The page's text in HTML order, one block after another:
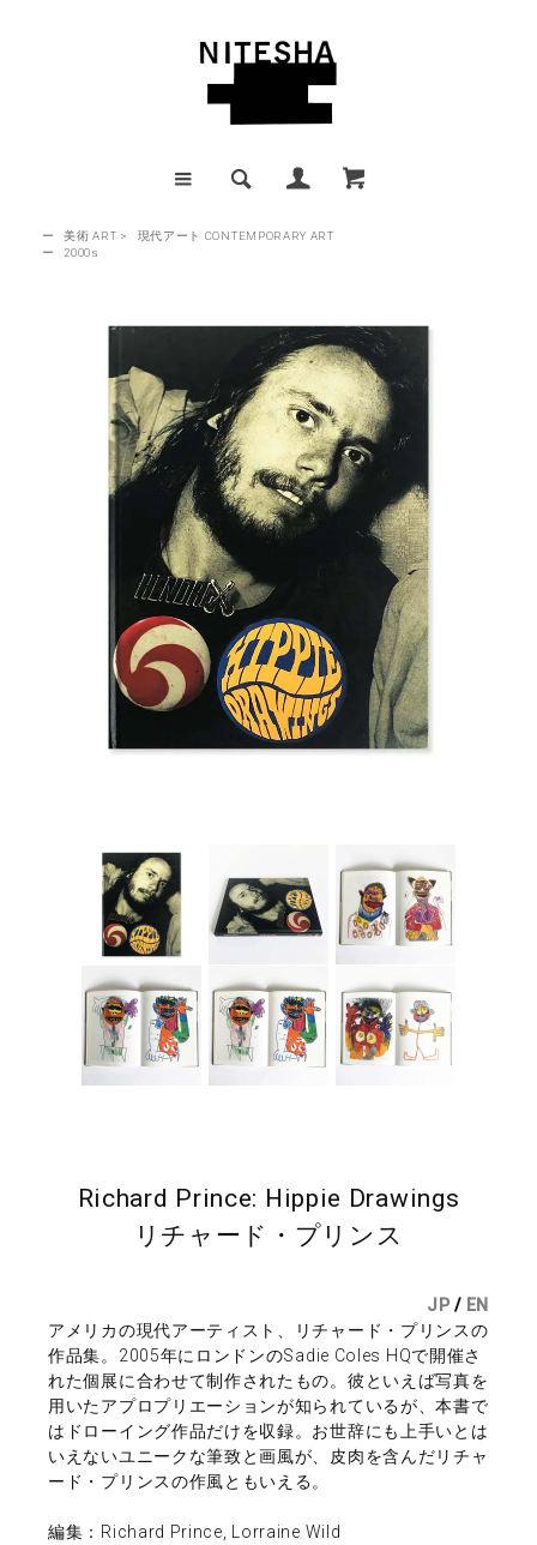
ー 美術 ART >
現代アート CONTEMPORARY ART
ー
2000s
Richard Prince: Hippie Drawings
リチャード・プリンス
JP / EN
アメリカの現代アーティスト、リチャード・プリンスの
作品集。2005年にロンドンのSadie Coles HQで開催さ
れた個展に合わせて制作されたもの。彼といえば写真を
用いたアプロプリエーションが知られているが、本書で
はドローイング作品だけを収録。お世辞にも上手いとは
いえないユニークな筆致と画風が、皮肉を含んだリチャ
ード・プリンスの作風ともいえる。
編集：Richard Prince, Lorraine Wild